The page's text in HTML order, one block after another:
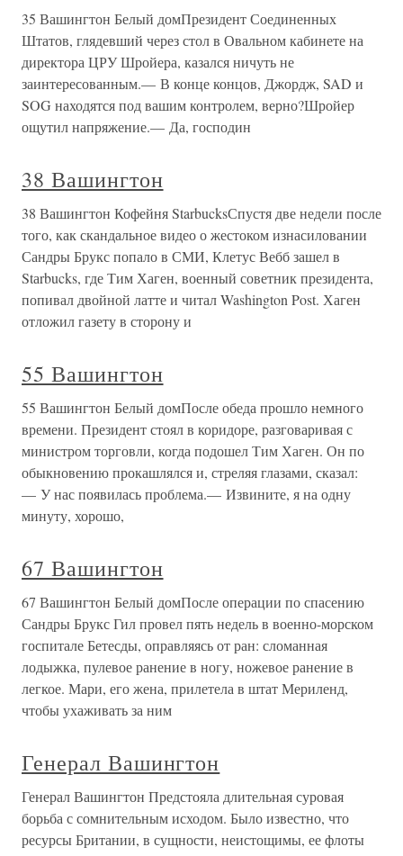
35 Вашингтон Белый домПрезидент Соединенных
Штатов, глядевший через стол в Овальном кабинете на
директора ЦРУ Шройера, казался ничуть не
заинтересованным.— В конце концов, Джордж, SAD и
SOG находятся под вашим контролем, верно?Шройер
ощутил напряжение.— Да, господин
38 Вашингтон
38 Вашингтон Кофейня StarbucksСпустя две недели после
того, как скандальное видео о жестоком изнасиловании
Сандры Брукс попало в СМИ, Клетус Вебб зашел в
Stаrbucks, где Тим Хаген, военный советник президента,
попивал двойной латте и читал Washington Post. Хаген
отложил газету в сторону и
55 Вашингтон
55 Вашингтон Белый домПосле обеда прошло немного
времени. Президент стоял в коридоре, разговаривая с
министром торговли, когда подошел Тим Хаген. Он по
обыкновению прокашлялся и, стреляя глазами, сказал:
— У нас появилась проблема.— Извините, я на одну
минуту, хорошо,
67 Вашингтон
67 Вашингтон Белый домПосле операции по спасению
Сандры Брукс Гил провел пять недель в военно-морском
госпитале Бетесды, оправляясь от ран: сломанная
лодыжка, пулевое ранение в ногу, ножевое ранение в
легкое. Мари, его жена, прилетела в штат Мериленд,
чтобы ухаживать за ним
Генерал Вашингтон
Генерал Вашингтон Предстояла длительная суровая
борьба с сомнительным исходом. Было известно, что
ресурсы Британии, в сущности, неистощимы, ее флоты